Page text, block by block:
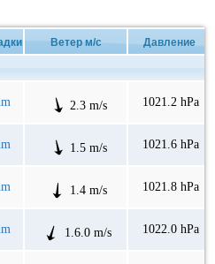
Ветер м/с Давление
2.3 m/s 1021.2 hPa
1.5 m/s 1021.6 hPa
1.4 m/s 1021.8 hPa
1.6.0 m/s 1022.0 hPa